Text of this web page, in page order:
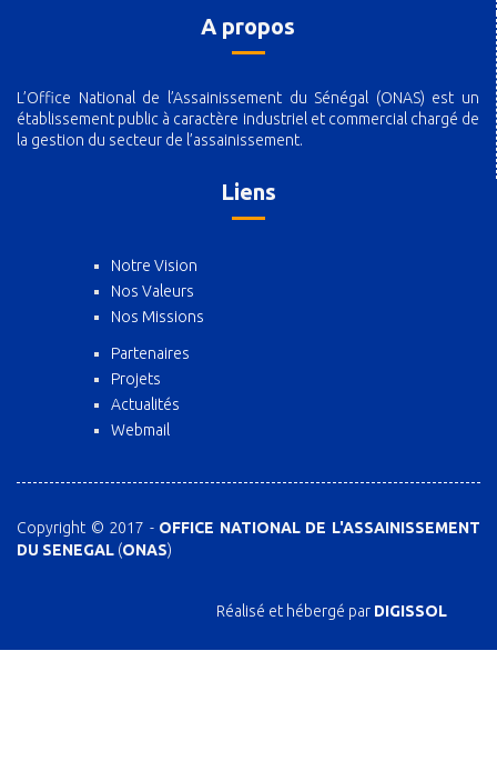
A propos
L’Office National de l’Assainissement du Sénégal (ONAS) est un
établissement public à caractère industriel et commercial chargé de
la gestion du secteur de l’assainissement.
Liens
Notre Vision
Nos Valeurs
Nos Missions
Partenaires
Projets
Actualités
Webmail
Copyright © 2017 -OFFICE NATIONAL DE L'ASSAINISSEMENT
DU SENEGAL (ONAS)
Réalisé et hébergé par DIGISSOL